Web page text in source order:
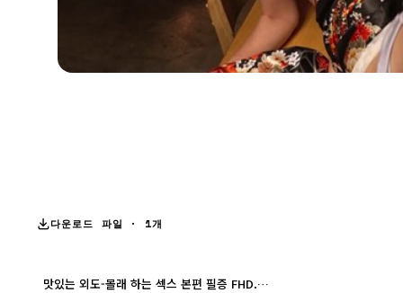
다운로드 파일 · 1개
맛있는 외도-몰래 하는 섹스 본편 필증 FHD.mp4